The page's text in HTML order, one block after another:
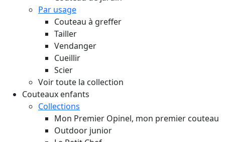
Par usage
Couteau à greffer
Tailler
Vendanger
Cueillir
Scier
Voir toute la collection
Couteaux enfants
Collections
Mon Premier Opinel, mon premier couteau
Outdoor junior